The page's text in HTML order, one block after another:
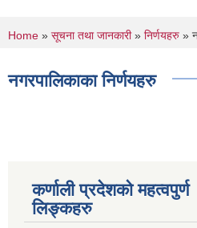
You are here
Home » सूचना तथा जानकारी» निर्णयहरु »
नगरपालिकाका निर्णयहरु
कर्णाली प्रदेशको महत्वपुर्ण
लिङ्कहरु